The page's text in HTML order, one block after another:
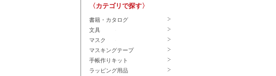
〈カテゴリで探す〉
書籍・カタログ
文具
マスク
マスキングテープ
手帳作りキット
ラッピング用品